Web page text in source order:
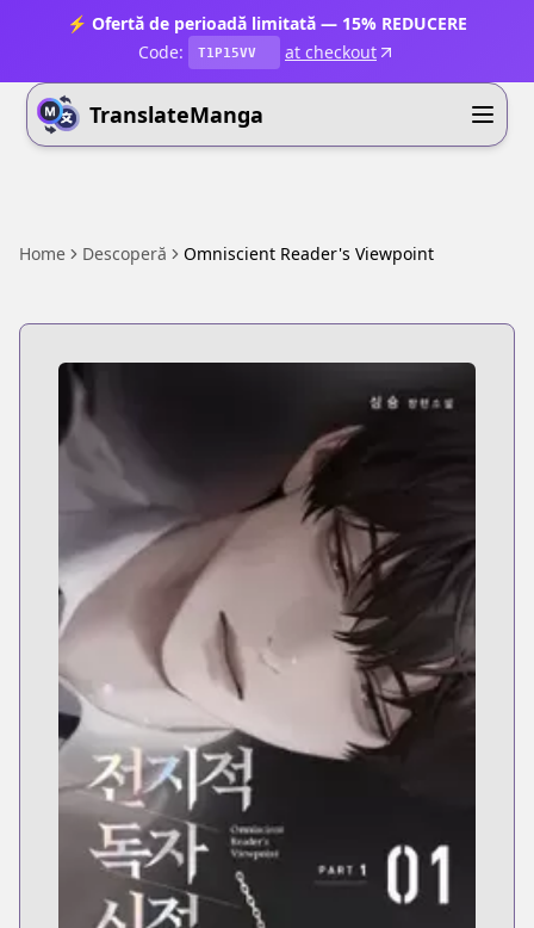
⚡ Ofertă de perioadă limitată — 15% REDUCERE
Code:
T1P15VV at checkout
TranslateManga
Home Descoperă Omniscient Reader's Viewpoint